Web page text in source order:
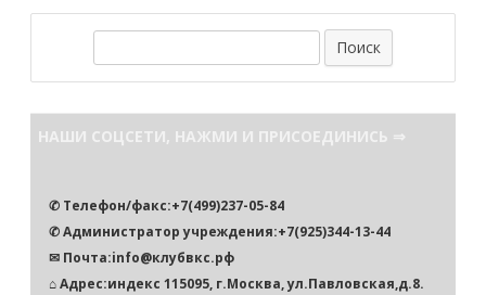
НАШИ СОЦСЕТИ, НАЖМИ И ПРИСОЕДИНИСЬ ⇒
✆ Телефон/факс:+7(499)237-05-84
✆ Администратор учреждения:+7(925)344-13-44
✉ Почта:info@клубвкс.рф
⌂ Адрес:индекс 115095, г.Москва, ул.Павловская,д.8.